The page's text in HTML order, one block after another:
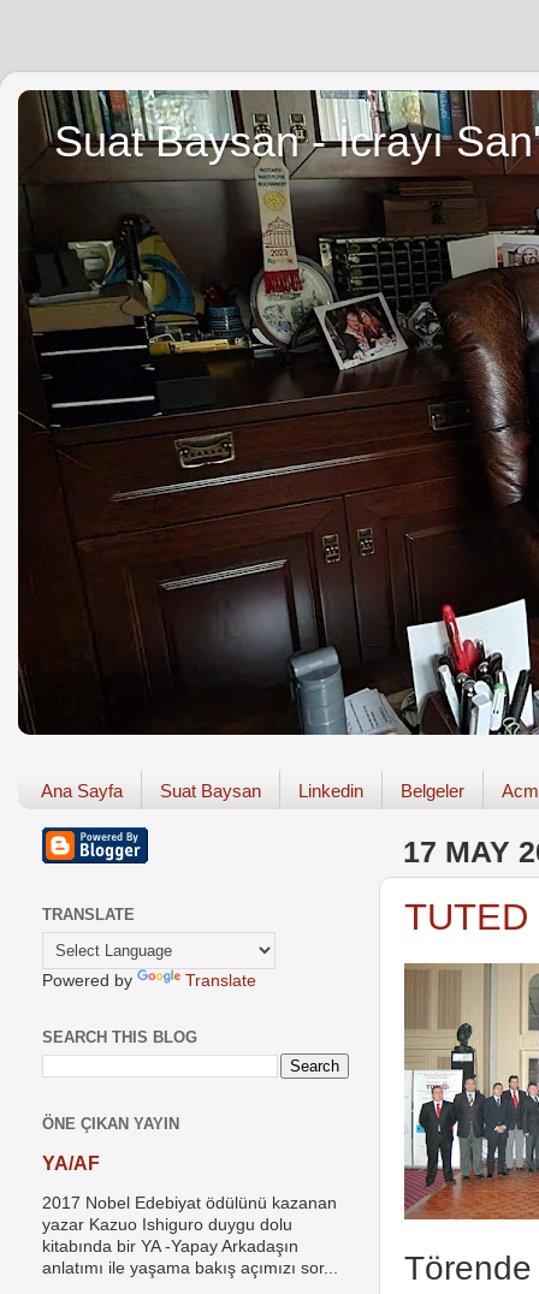
Suat Baysan - İcrayı
Ana Sayfa Suat Baysan Linkedin Belgeler
17 MAY
TUTED
TRANSLATE
Powered by Translate
SEARCH THIS BLOG
ÖNE ÇIKAN YAYIN
YA/AF
2017 Nobel Edebiyat ödülünü kazanan
yazar Kazuo Ishiguro duygu dolu
kitabında bir YA -Yapay Arkadaşın
anlatımı ile yaşama bakış açımızı sor...